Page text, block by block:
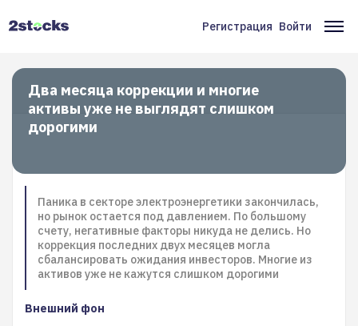
Меню
учётной
записи
пользователя
Регистрация Войти
Два месяца коррекции и многие
активы уже не выглядят слишком
дорогими
Паника в секторе электроэнергетики закончилась,
но рынок остается под давлением. По большому
счету, негативные факторы никуда не делись. Но
коррекция последних двух месяцев могла
сбалансировать ожидания инвесторов. Многие из
активов уже не кажутся слишком дорогими
Внешний фон